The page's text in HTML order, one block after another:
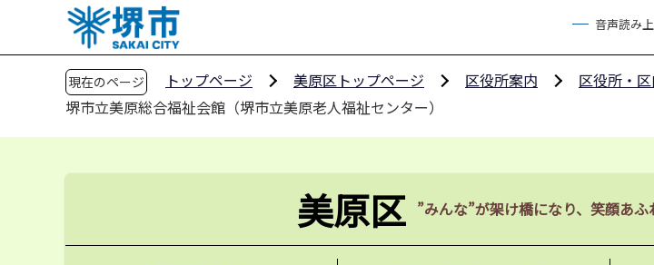
ペ
の
音声読み
現在のページ トップページ 美原区トップページ 区役所案内 区役所・
堺市立美原総合福祉会館（堺市立美原老人福祉センター）
美原区 ”みんな”が架け橋になり、笑顔